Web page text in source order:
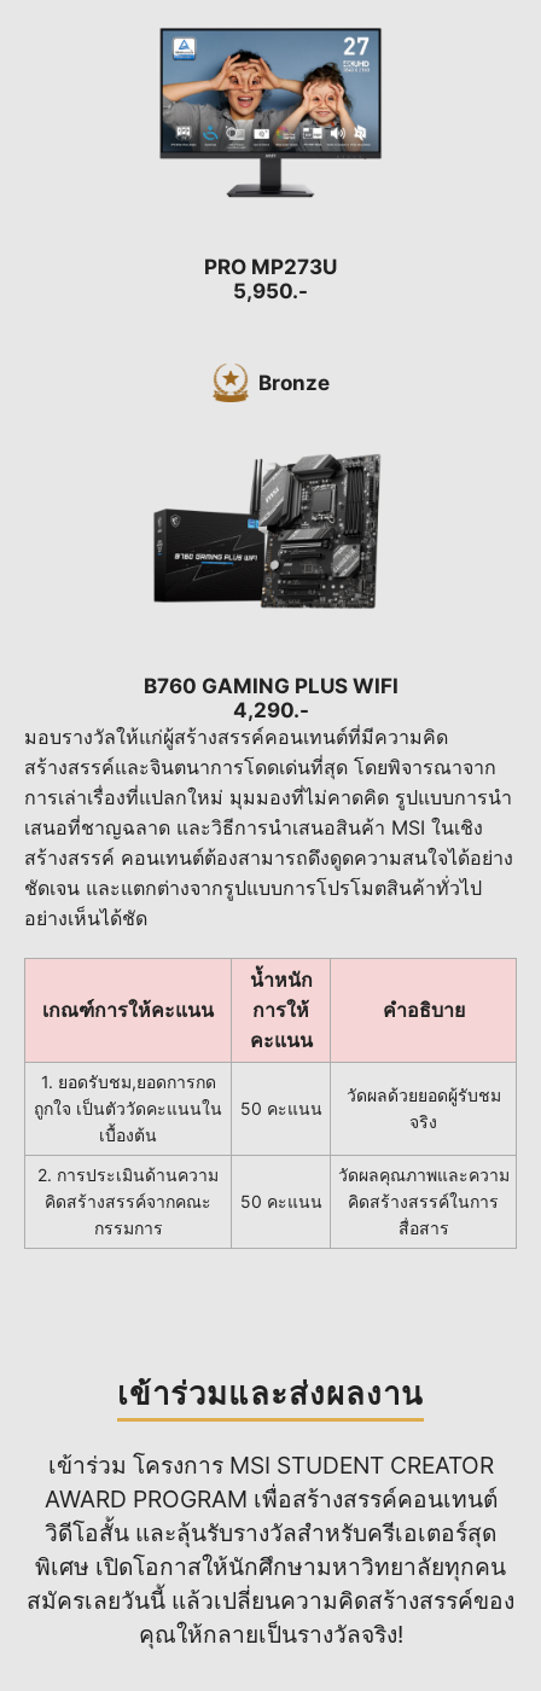
PRO MP273U
5,950.-
Bronze
B760 GAMING PLUS WIFI
4,290.-
มอบรางวัลให้แก่ผู้สร้างสรรค์คอนเทนต์ที่มีความคิด
สร้างสรรค์และจินตนาการโดดเด่นที่สุด โดยพิจารณาจาก
การเล่าเรื่องที่แปลกใหม่ มุมมองที่ไม่คาดคิด รูปแบบการนำ
เสนอที่ชาญฉลาด และวิธีการนำเสนอสินค้า MSI ในเชิง
สร้างสรรค์ คอนเทนต์ต้องสามารถดึงดูดความสนใจได้อย่าง
ชัดเจน และแตกต่างจากรูปแบบการโปรโมตสินค้าทั่วไป
อย่างเห็นได้ชัด
เกณฑ์การให้คะแนน
น้ำหนัก
การให้
คะแนน
คำอธิบาย
1. ยอดรับชม,ยอดการกด
ถูกใจ เป็นตัววัดคะแนนใน
เบื้องต้น
50 คะแนน
วัดผลด้วยยอดผู้รับชม
จริง
2. การประเมินด้านความ
คิดสร้างสรรค์จากคณะ
กรรมการ
50 คะแนน
วัดผลคุณภาพและความ
คิดสร้างสรรค์ในการ
สื่อสาร
เข้าร่วมและส่งผลงาน
เข้าร่วม โครงการ MSI STUDENT CREATOR
AWARD PROGRAM เพื่อสร้างสรรค์คอนเทนต์
วิดีโอสั้น และลุ้นรับรางวัลสำหรับครีเอเตอร์สุด
พิเศษ เปิดโอกาสให้นักศึกษามหาวิทยาลัยทุกคน
สมัครเลยวันนี้ แล้วเปลี่ยนความคิดสร้างสรรค์ของ
คุณให้กลายเป็นรางวัลจริง!